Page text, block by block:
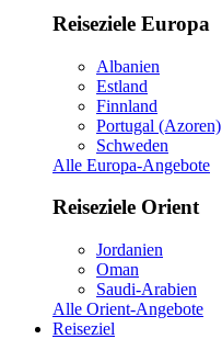
Reiseziele Europa
Albanien
Estland
Finnland
Portugal (Azoren)
Schweden
Alle Europa-Angebote
Reiseziele Orient
Jordanien
Oman
Saudi-Arabien
Alle Orient-Angebote
Reiseziel